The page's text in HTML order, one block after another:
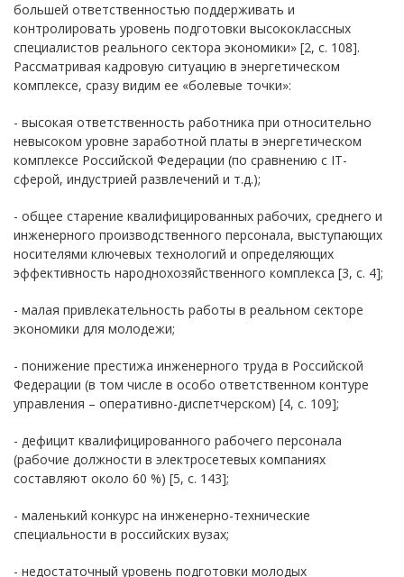
большей ответственностью поддерживать и
контролировать уровень подготовки высококлассных
специалистов реального сектора экономики» [2, с. 108].
Рассматривая кадровую ситуацию в энергетическом
комплексе, сразу видим ее «болевые точки»:
- высокая ответственность работника при относительно
невысоком уровне заработной платы в энергетическом
комплексе Российской Федерации (по сравнению с IT-
сферой, индустрией развлечений и т.д.);
- общее старение квалифицированных рабочих, среднего и
инженерного производственного персонала, выступающих
носителями ключевых технологий и определяющих
эффективность народнохозяйственного комплекса [3, с. 4];
- малая привлекательность работы в реальном секторе
экономики для молодежи;
- понижение престижа инженерного труда в Российской
Федерации (в том числе в особо ответственном контуре
управления – оперативно-диспетчерском) [4, с. 109];
- дефицит квалифицированного рабочего персонала
(рабочие должности в электросетевых компаниях
составляют около 60 %) [5, с. 143];
- маленький конкурс на инженерно-технические
специальности в российских вузах;
- недостаточный уровень подготовки молодых